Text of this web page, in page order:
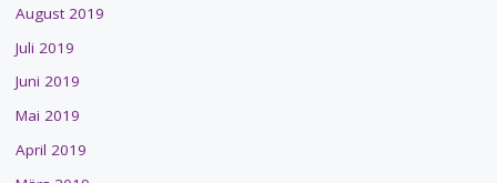
August 2019
Juli 2019
Juni 2019
Mai 2019
April 2019